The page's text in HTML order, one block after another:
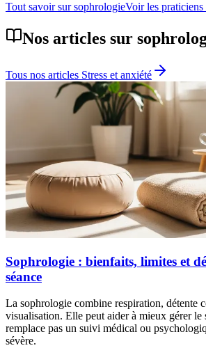
Tout savoir sursophrologieVoir les
Nos articles sur
Tous nos articles Stress et anxiété
Sophrologie : bienfaits, limites et
séance
La sophrologie combine respiration, détente
visualisation. Elle peut aider à mieux gérer le
remplace pas un suivi médical ou
sévère.